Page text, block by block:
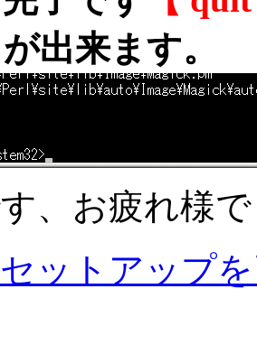
出来ます。
、お疲れ様で
ットアップ